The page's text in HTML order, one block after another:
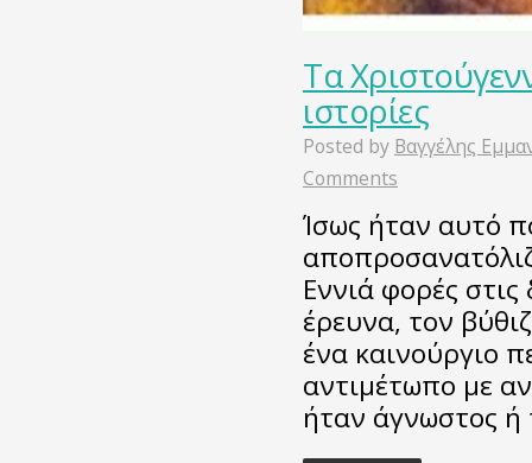
Τα
ιστορίες
Posted by Βαγγέλης
Comments
Ίσως ήταν αυτό
Εννιά φορές
έρευνα, τον
ένα καινούργιο
αντιμέτωπο με
ήταν άγνωστος ή